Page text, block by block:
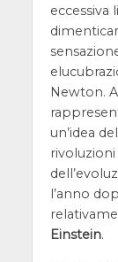
eccessiva
Newton.
un’idea
l’anno
Einstein.